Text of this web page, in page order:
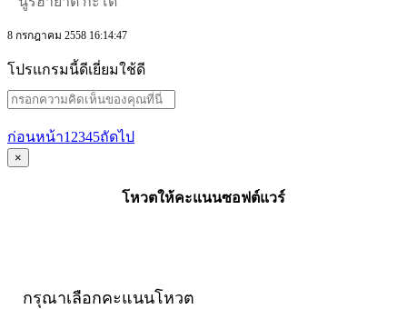
8 กรกฎาคม 2558 16:14:47
โปรแกรมนี้ดีเยี่ยมใช้ดี
ก่อนหน้า1 2345ถัดไป
×
โหวตให้คะแนนซอฟต์แวร์
กรุณาเลือกคะแนนโหวต